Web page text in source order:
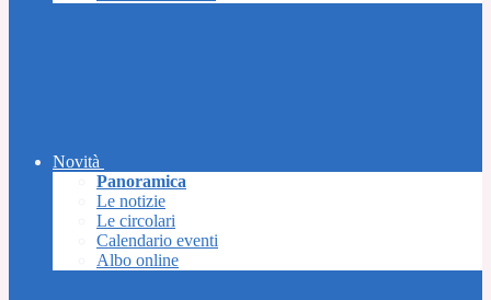
Novità
Panoramica
Le notizie
Le circolari
Calendario eventi
Albo online